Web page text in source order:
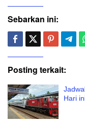
Sebarkan ini:
Posting terkait:
Hari